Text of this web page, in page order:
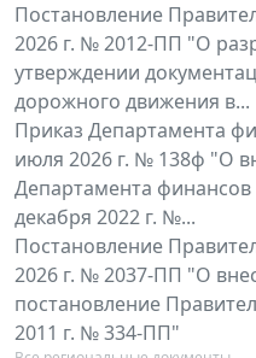
Постановление
2026 г. № 2012-ПП "О
утверждении
дорожного движения в...
Приказ Департамента
июля 2026 г. № 138ф "О
Департамента
декабря 2022 г. №...
Постановление
2026 г. № 2037-ПП "О
постановление
2011 г. № 334-ПП"